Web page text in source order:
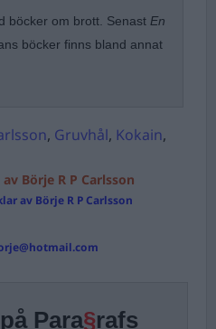
böcker om brott. Senast En
böcker finns bland annat
, Gruvhål, Kokain,
Börje R P Carlsson
av Börje R P Carlsson
Para§rafs